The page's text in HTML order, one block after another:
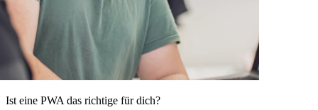
Ist eine PWA das richtige für dich?